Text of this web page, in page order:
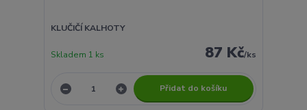
KLUČIČÍ KALHOTY
87 Kč/ks
Skladem 1 ks
Přidat do košíku